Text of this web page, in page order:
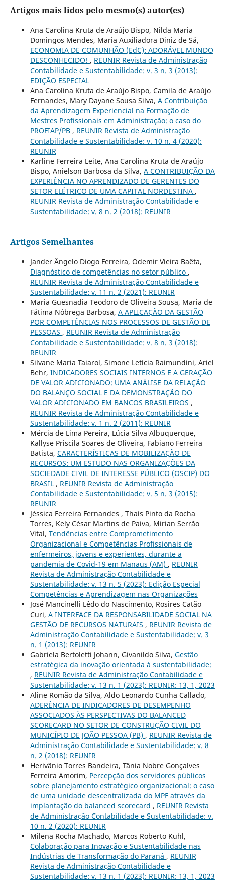
Artigos mais lidos pelo mesmo(s) autor(es)
Ana Carolina Kruta de Araújo Bispo, Nilda Maria
Domingos Mendes, Maria Auxiliadora Diniz de Sá,
ECONOMIA DE COMUNHÃO (EdC): ADORÁVEL MUNDO
DESCONHECIDO! , REUNIR Revista de Administração
Contabilidade e Sustentabilidade: v. 3 n. 3 (2013):
EDIÇÃO ESPECIAL
Ana Carolina Kruta de Araújo Bispo, Camila de Araújo
Fernandes, Mary Dayane Sousa Silva, A Contribuição
da Aprendizagem Experiencial na Formação de
Mestres Profissionais em Administração: o caso do
PROFIAP/PB , REUNIR Revista de Administração
Contabilidade e Sustentabilidade: v. 10 n. 4 (2020):
REUNIR
Karline Ferreira Leite, Ana Carolina Kruta de Araújo
Bispo, Anielson Barbosa da Silva, A CONTRIBUIÇÃO DA
EXPERIÊNCIA NO APRENDIZADO DE GERENTES DO
SETOR ELÉTRICO DE UMA CAPITAL NORDESTINA ,
REUNIR Revista de Administração Contabilidade e
Sustentabilidade: v. 8 n. 2 (2018): REUNIR
Artigos Semelhantes
Jander Ângelo Diogo Ferreira, Odemir Vieira Baêta,
Diagnóstico de competências no setor público ,
REUNIR Revista de Administração Contabilidade e
Sustentabilidade: v. 11 n. 2 (2021): REUNIR
Maria Guesnadia Teodoro de Oliveira Sousa, Maria de
Fátima Nóbrega Barbosa, A APLICAÇÃO DA GESTÃO
POR COMPETÊNCIAS NOS PROCESSOS DE GESTÃO DE
PESSOAS , REUNIR Revista de Administração
Contabilidade e Sustentabilidade: v. 8 n. 3 (2018):
REUNIR
Silvane Maria Taiarol, Simone Letícia Raimundini, Ariel
Behr, INDICADORES SOCIAIS INTERNOS E A GERAÇÃO
DE VALOR ADICIONADO: UMA ANÁLISE DA RELAÇÃO
DO BALANÇO SOCIAL E DA DEMONSTRAÇÃO DO
VALOR ADICIONADO EM BANCOS BRASILEIROS ,
REUNIR Revista de Administração Contabilidade e
Sustentabilidade: v. 1 n. 2 (2011): REUNIR
Mércia de Lima Pereira, Lúcia Silva Albuquerque,
Kallyse Priscila Soares de Oliveira, Fabiano Ferreira
Batista, CARACTERÍSTICAS DE MOBILIZAÇÃO DE
RECURSOS: UM ESTUDO NAS ORGANIZAÇÕES DA
SOCIEDADE CIVIL DE INTERESSE PÚBLICO (OSCIP) DO
BRASIL , REUNIR Revista de Administração
Contabilidade e Sustentabilidade: v. 5 n. 3 (2015):
REUNIR
Jéssica Ferreira Fernandes , Thaís Pinto da Rocha
Torres, Kely César Martins de Paiva, Mirian Serrão
Vital, Tendências entre Comprometimento
Organizacional e Competências Profissionais de
enfermeiros, jovens e experientes, durante a
pandemia de Covid-19 em Manaus (AM) , REUNIR
Revista de Administração Contabilidade e
Sustentabilidade: v. 13 n. 5 (2023): Edição Especial
Competências e Aprendizagem nas Organizações
José Mancinelli Lêdo do Nascimento, Rosires Catão
Curi, A INTERFACE DA RESPONSABILIDADE SOCIAL NA
GESTÃO DE RECURSOS NATURAIS , REUNIR Revista de
Administração Contabilidade e Sustentabilidade: v. 3
n. 1 (2013): REUNIR
Gabriela Bertoletti Johann, Givanildo Silva, Gestão
estratégica da inovação orientada à sustentabilidade:
, REUNIR Revista de Administração Contabilidade e
Sustentabilidade: v. 13 n. 1 (2023): REUNIR: 13, 1, 2023
Aline Romão da Silva, Aldo Leonardo Cunha Callado,
ADERÊNCIA DE INDICADORES DE DESEMPENHO
ASSOCIADOS ÀS PERSPECTIVAS DO BALANCED
SCORECARD NO SETOR DE CONSTRUÇÃO CIVIL DO
MUNICÍPIO DE JOÃO PESSOA (PB) , REUNIR Revista de
Administração Contabilidade e Sustentabilidade: v. 8
n. 2 (2018): REUNIR
Herivânio Torres Bandeira, Tânia Nobre Gonçalves
Ferreira Amorim, Percepção dos servidores públicos
sobre planejamento estratégico organizacional: o caso
de uma unidade descentralizada do MPF através da
implantação do balanced scorecard , REUNIR Revista
de Administração Contabilidade e Sustentabilidade: v.
10 n. 2 (2020): REUNIR
Milena Rocha Machado, Marcos Roberto Kuhl,
Colaboração para Inovação e Sustentabilidade nas
Indústrias de Transformação do Paraná , REUNIR
Revista de Administração Contabilidade e
Sustentabilidade: v. 13 n. 1 (2023): REUNIR: 13, 1, 2023